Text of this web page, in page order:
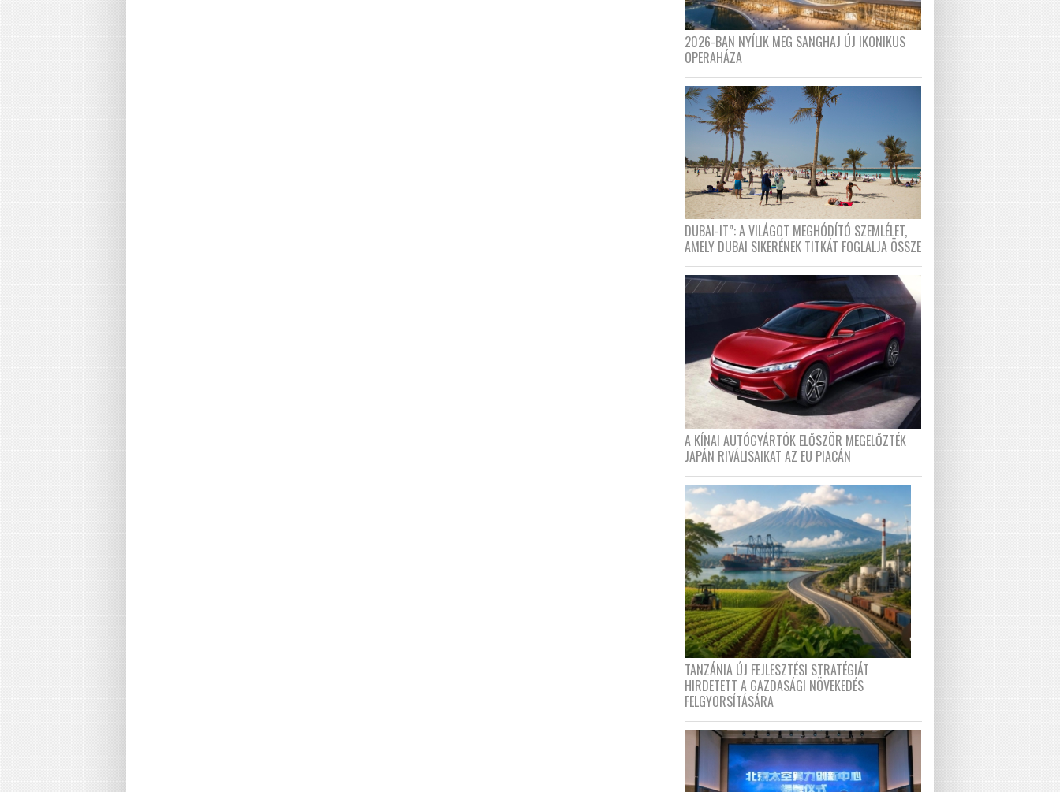
2026-BAN NYÍLIK MEG SANGHAJ ÚJ IKONIKUS
OPERAHÁZA
DUBAI-IT”: A VILÁGOT MEGHÓDÍTÓ SZEMLÉLET,
AMELY DUBAI SIKERÉNEK TITKÁT FOGLALJA ÖSSZE
A KÍNAI AUTÓGYÁRTÓK ELŐSZÖR MEGELŐZTÉK
JAPÁN RIVÁLISAIKAT AZ EU PIACÁN
TANZÁNIA ÚJ FEJLESZTÉSI STRATÉGIÁT
HIRDETETT A GAZDASÁGI NÖVEKEDÉS
FELGYORSÍTÁSÁRA